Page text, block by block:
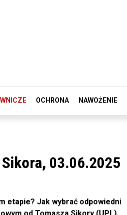
OCHRONA NAWOŻENIE
03.06.2025
etapie? Jak wybrać odpowiedni